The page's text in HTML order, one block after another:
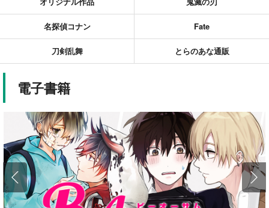
おまとめサイクル「定期便(月2)」一般会員様の利用再開のお知らせ（2026.02.05 掲載）
重要 「とらのあな×駿河屋日本橋乙女同人誌館」通販店頭受取サービス開始のお知らせ（2026.01.05 更新｜2025.12.30 掲載）
【2025/12/1より】「通販ポイント⇒とらコイン変換キャンペーン」終了のお知らせ（2025.11.21 掲載）
重要 ポイント付与・管理体制改定のお知らせ（2024.11.20 掲載）
名探偵コナン Fate
刀剣乱舞 とらのあな通販
電子書籍